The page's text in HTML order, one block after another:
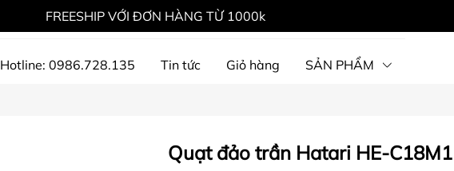
FREESHIP VỚI ĐƠN HÀNG TỪ 1000k
Hotline: 0986.728.135 Tin tức Giỏ hàng SẢN PHẨM
Quạt đảo trần Hatari HE-C18M1